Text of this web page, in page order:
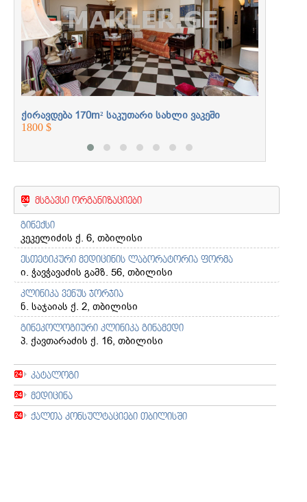
ქირავდება 170m² საკუთარი სახლი ვაკეში
1800 $
მსგავსი ორგანიზაციები
გინექსი
კეკელიძის ქ. 6, თბილისი
ესთეტიკური მედიცინის ლაბორატორია ფორმა
ი. ჭავჭავაძის გამზ. 56, თბილისი
კლინიკა ვენუს ჯორჯია
ნ. საჯაიას ქ. 2, თბილისი
გინეკოლოგიური კლინიკა გინამედი
პ. ქავთარაძის ქ. 16, თბილისი
კატალოგი
მედიცინა
ქალთა კონსულტაციები თბილისში